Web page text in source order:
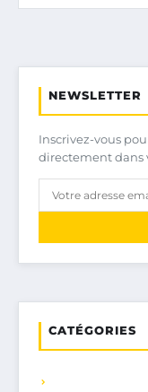
NEWSLETTER
Inscrivez-vous
directement dans
CATÉGORIES